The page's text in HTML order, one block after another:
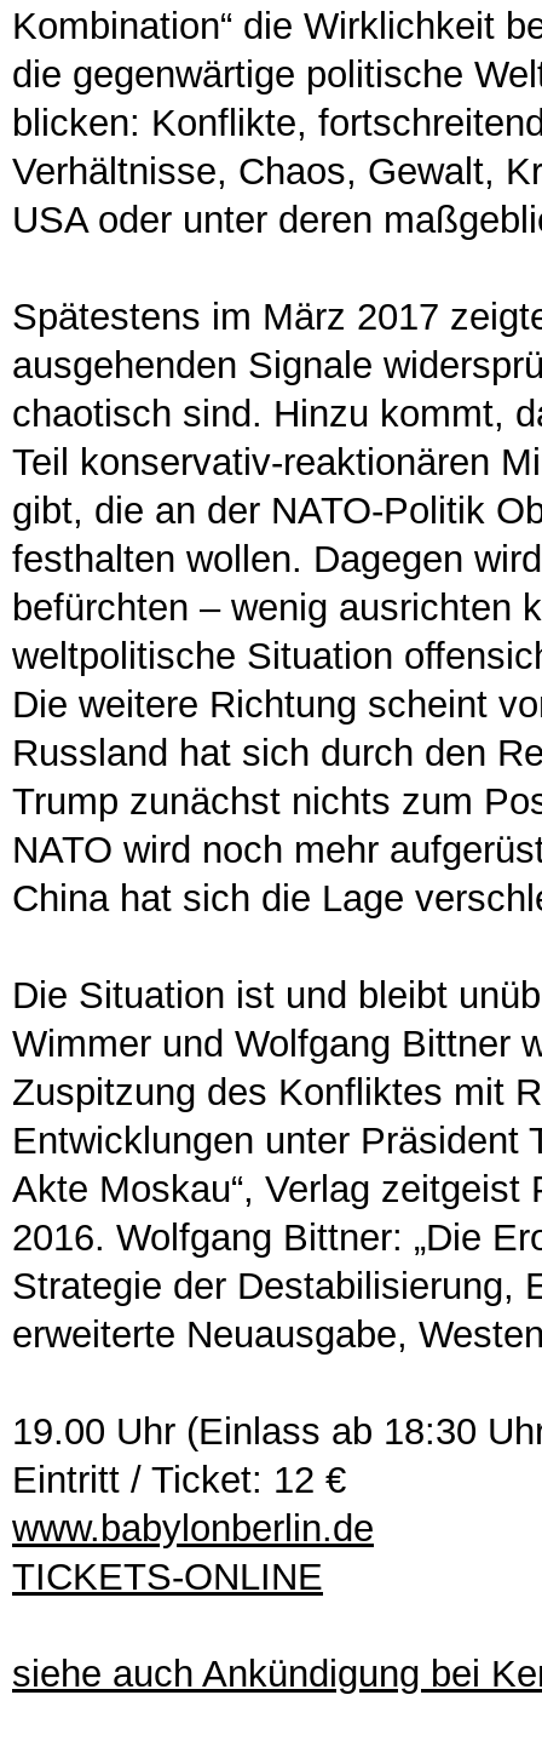
Kombination“ die Wirklichkeit
die gegenwärtige politische
blicken: Konflikte,
Verhältnisse, Chaos, Gewalt,
USA oder unter deren
Spätestens im März 2017
ausgehenden Signale
chaotisch sind. Hinzu kommt,
Teil konservativ-reaktionären
gibt, die an der NATO-Politik
festhalten wollen. Dagegen
befürchten – wenig ausrichten
weltpolitische Situation
Die weitere Richtung scheint
Russland hat sich durch den
Trump zunächst nichts zum
NATO wird noch mehr
China hat sich die Lage
Die Situation ist und bleibt
Wimmer und Wolfgang Bittner
Zuspitzung des Konfliktes mit
Entwicklungen unter Präsident
Akte Moskau“, Verlag
2016. Wolfgang Bittner: „Die
Strategie der Destabilisierung,
erweiterte Neuausgabe,
19.00 Uhr (Einlass ab 18:30
Eintritt / Ticket: 12 €
www.babylonberlin.de
TICKETS-ONLINE
siehe auch Ankündigung bei